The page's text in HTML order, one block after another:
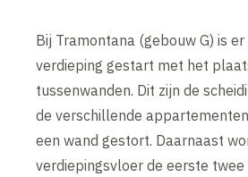
Bij Tramontana (gebouw G) is
verdieping gestart met het
tussenwanden. Dit zijn de
de verschillende
een wand gestort. Daarnaast
verdiepingsvloer de eerste